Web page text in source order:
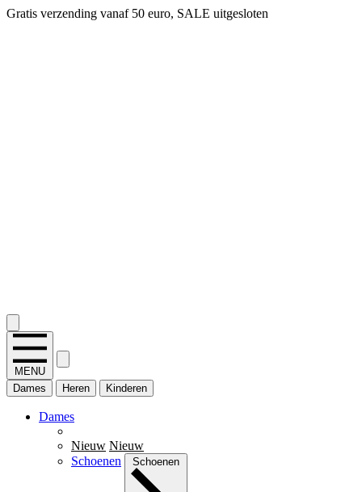
Gratis verzending vanaf 50 euro, SALE uitgesloten
MENU
Dames
Heren Kinderen
Dames
Nieuw Nieuw
Schoenen
Schoenen